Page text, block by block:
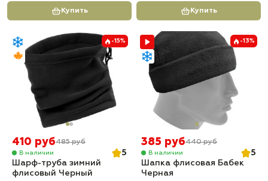
Купить Купить
-15%
410 руб485 руб
В наличии
5
Шарф-труба зимний
флисовый Черный
-13%
385 руб440 руб
В наличии
5
Шапка флисовая Бабек
Черная